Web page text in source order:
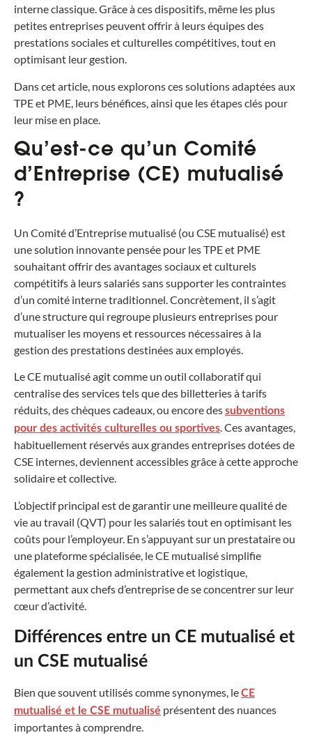
interne classique. Grâce à ces dispositifs, même les plus
petites entreprises peuvent offrir à leurs équipes des
prestations sociales et culturelles compétitives, tout en
optimisant leur gestion.
Dans cet article, nous explorons ces solutions adaptées aux
TPE et PME, leurs bénéfices, ainsi que les étapes clés pour
leur mise en place.
Qu’est-ce qu’un Comité
d’Entreprise (CE) mutualisé
?
Un Comité d’Entreprise mutualisé (ou CSE mutualisé) est
une solution innovante pensée pour les TPE et PME
souhaitant offrir des avantages sociaux et culturels
compétitifs à leurs salariés sans supporter les contraintes
d’un comité interne traditionnel. Concrètement, il s’agit
d’une structure qui regroupe plusieurs entreprises pour
mutualiser les moyens et ressources nécessaires à la
gestion des prestations destinées aux employés.
Le CE mutualisé agit comme un outil collaboratif qui
centralise des services tels que des billetteries à tarifs
réduits, des chèques cadeaux, ou encore dessubventions
pour des activités culturelles ou sportives. Ces avantages,
habituellement réservés aux grandes entreprises dotées de
CSE internes, deviennent accessibles grâce à cette approche
solidaire et collective.
L’objectif principal est de garantir une meilleure qualité de
vie au travail (QVT) pour les salariés tout en optimisant les
coûts pour l’employeur. En s’appuyant sur un prestataire ou
une plateforme spécialisée, le CE mutualisé simplifie
également la gestion administrative et logistique,
permettant aux chefs d’entreprise de se concentrer sur leur
cœur d’activité.
Différences entre un CE mutualisé et
un CSE mutualisé
Bien que souvent utilisés comme synonymes, leCE
mutualisé et le CSE mutualisé présentent des nuances
importantes à comprendre.